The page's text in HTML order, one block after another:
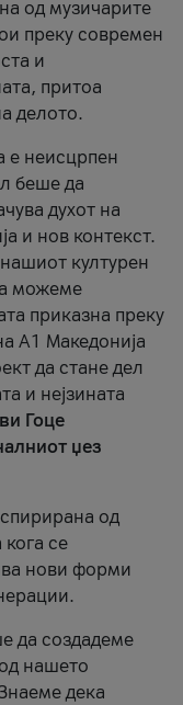
од музичарите
преку современ
и
притоа
делото.
е неисцрпен
беше да
духот на
и нов контекст.
културен
можеме
приказна преку
А1 Македонија
да стане дел
и нејзината
Гоце
џез
од
кога се
нови форми
да создадеме
нашето
дека